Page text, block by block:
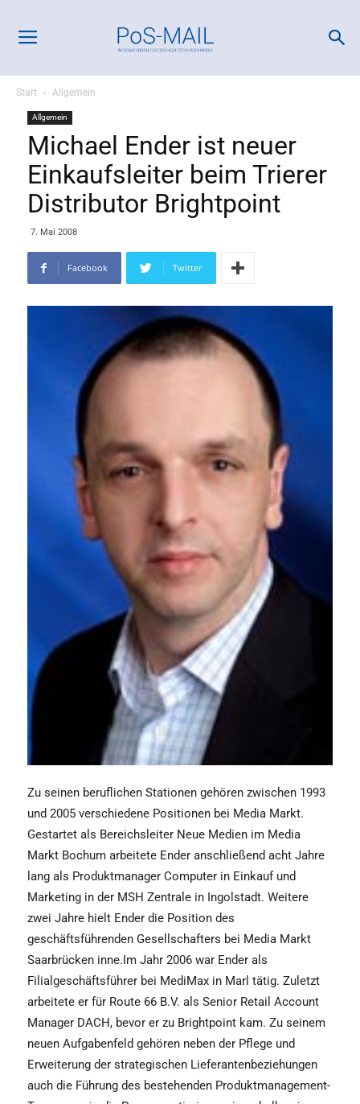
Start Allgemein
Allgemein
Michael Ender ist neuer
Einkaufsleiter beim Trierer
Distributor Brightpoint
7. Mai 2008
Facebook Twitter
Zu seinen beruflichen Stationen gehören zwischen 1993
und 2005 verschiedene Positionen bei Media Markt.
Gestartet als Bereichsleiter Neue Medien im Media
Markt Bochum arbeitete Ender anschließend acht Jahre
lang als Produktmanager Computer in Einkauf und
Marketing in der MSH Zentrale in Ingolstadt. Weitere
zwei Jahre hielt Ender die Position des
geschäftsführenden Gesellschafters bei Media Markt
Saarbrücken inne.Im Jahr 2006 war Ender als
Filialgeschäftsführer bei MediMax in Marl tätig. Zuletzt
arbeitete er für Route 66 B.V. als Senior Retail Account
Manager DACH, bevor er zu Brightpoint kam. Zu seinem
neuen Aufgabenfeld gehören neben der Pflege und
Erweiterung der strategischen Lieferantenbeziehungen
auch die Führung des bestehenden Produktmanagement-